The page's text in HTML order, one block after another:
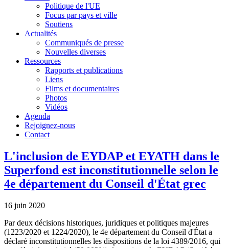
Politique de l'UE
Focus par pays et ville
Soutiens
Actualités
Communiqués de presse
Nouvelles diverses
Ressources
Rapports et publications
Liens
Films et documentaires
Photos
Vidéos
Agenda
Rejoignez-nous
Contact
L'inclusion de EYDAP et EYATH dans le
Superfond est inconstitutionnelle selon le
4e département du Conseil d'État grec
16 juin 2020
Par deux décisions historiques, juridiques et politiques majeures
(1223/2020 et 1224/2020), le 4e département du Conseil d'État a
déclaré inconstitutionnelles les dispositions de la loi 4389/2016, qui